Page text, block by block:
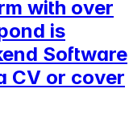
with over
is
Software
CV or cover